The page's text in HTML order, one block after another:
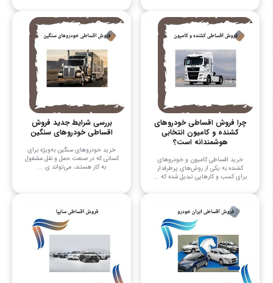
چرا فروش اقساطی خودروهای
کشنده و کامیون انتخابی
هوشمندانه است؟
خرید اقساطی کامیون و خودروهای
کشنده به یکی از روش‌های پرطرفدار
برای کسب و کارهایی تبدیل شده که ...
بررسی شرایط جدید فروش
اقساطی خودروهای سنگین
خرید خودروهای سنگین به‌ویژه برای
کسانی که در صنعت حمل و نقل مشغول
به کار هستند، می‌تواند ی ...